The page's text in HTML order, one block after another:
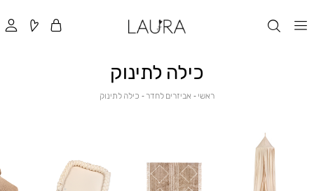
כילה לתינוק
ראשי ראשי
אביזרים לחדר אביזרים
כילה לתינוק